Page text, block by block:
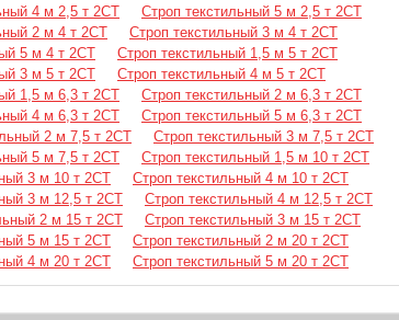
4 м 2,5 т 2СТ
Строп текстильный 5 м 2,5 т 2СТ
2 м 4 т 2СТ
Строп текстильный 3 м 4 т 2СТ
5 м 4 т 2СТ
Строп текстильный 1,5 м 5 т 2СТ
3 м 5 т 2СТ
Строп текстильный 4 м 5 т 2СТ
1,5 м 6,3 т 2СТ
Строп текстильный 2 м 6,3 т 2СТ
4 м 6,3 т 2СТ
Строп текстильный 5 м 6,3 т 2СТ
2 м 7,5 т 2СТ
Строп текстильный 3 м 7,5 т 2СТ
5 м 7,5 т 2СТ
Строп текстильный 1,5 м 10 т 2СТ
3 м 10 т 2СТ
Строп текстильный 4 м 10 т 2СТ
3 м 12,5 т 2СТ
Строп текстильный 4 м 12,5 т 2СТ
2 м 15 т 2СТ
Строп текстильный 3 м 15 т 2СТ
5 м 15 т 2СТ
Строп текстильный 2 м 20 т 2СТ
4 м 20 т 2СТ Строп текстильный 5 м 20 т 2СТ